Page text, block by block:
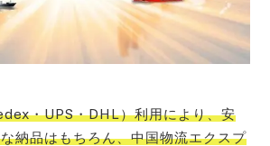
・UPS・DHL）利用により、安
納品はもちろん、中国物流エクスプ